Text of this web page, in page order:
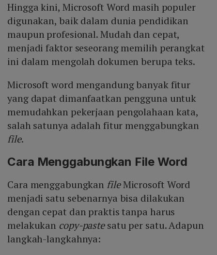
Hingga kini, Microsoft Word masih populer
digunakan, baik dalam dunia pendidikan
maupun profesional. Mudah dan cepat,
menjadi faktor seseorang memilih perangkat
ini dalam mengolah dokumen berupa teks.
Microsoft word mengandung banyak fitur
yang dapat dimanfaatkan pengguna untuk
memudahkan pekerjaan pengolahaan kata,
salah satunya adalah fitur menggabungkan
file.
Cara Menggabungkan File Word
Cara menggabungkan fileMicrosoft Word
menjadi satu sebenarnya bisa dilakukan
dengan cepat dan praktis tanpa harus
melakukan copy-pastesatu per satu. Adapun
langkah-langkahnya: